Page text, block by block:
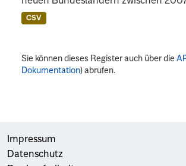
CSV
Sie können dieses Register auch über die
Dokumentation) abrufen.
Impressum
Datenschutz